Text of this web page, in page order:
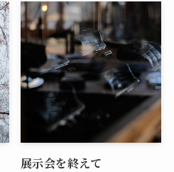
展示会を終えて